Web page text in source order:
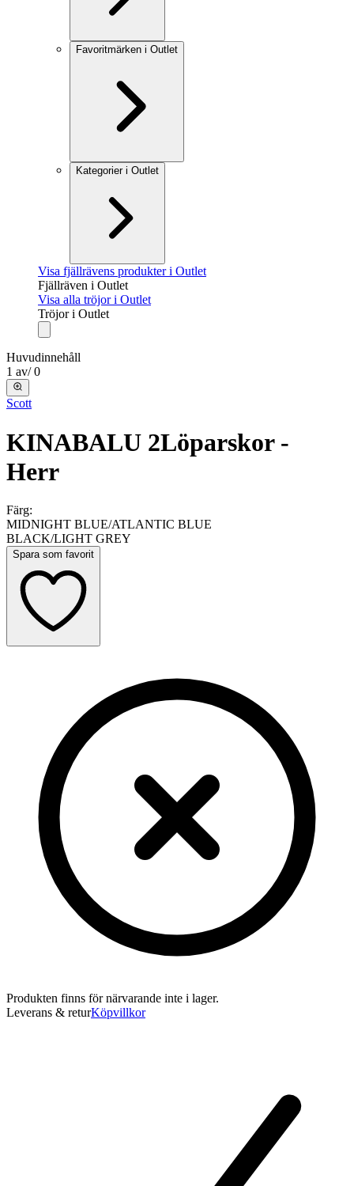
Favoritmärken i Outlet
Kategorier i Outlet
Visa fjällrävens produkter i Outlet
Fjällräven i Outlet
Visa alla tröjor i Outlet
Tröjor i Outlet
Huvudinnehåll
1 av/ 0
Scott
KINABALU 2Löparskor -
Herr
Färg:
MIDNIGHT BLUE/ATLANTIC BLUE
BLACK/LIGHT GREY
Spara som favorit
Produkten finns för närvarande inte i lager.
Leverans & returKöpvillkor